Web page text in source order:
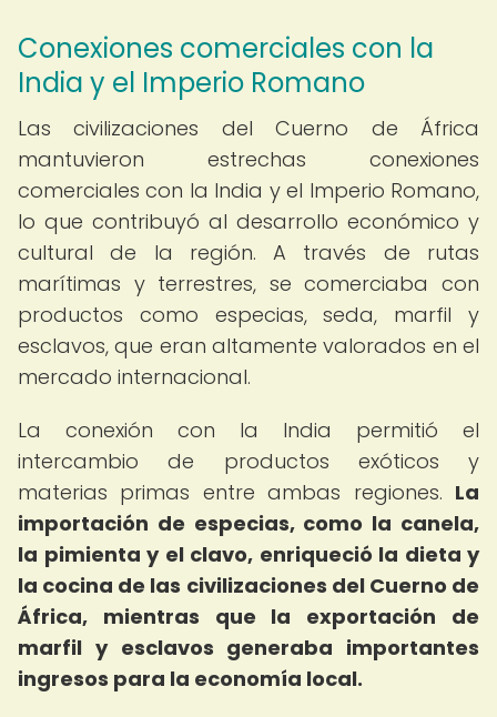
Conexiones comerciales con la
India y el Imperio Romano
Las civilizaciones del Cuerno de África
mantuvieron estrechas conexiones
comerciales con la India y el Imperio Romano,
lo que contribuyó al desarrollo económico y
cultural de la región. A través de rutas
marítimas y terrestres, se comerciaba con
productos como especias, seda, marfil y
esclavos, que eran altamente valorados en el
mercado internacional.
La conexión con la India permitió el
intercambio de productos exóticos y
materias primas entre ambas regiones. La
importación de especias, como la canela,
la pimienta y el clavo, enriqueció la dieta y
la cocina de las civilizaciones del Cuerno de
África, mientras que la exportación de
marfil y esclavos generaba importantes
ingresos para la economía local.